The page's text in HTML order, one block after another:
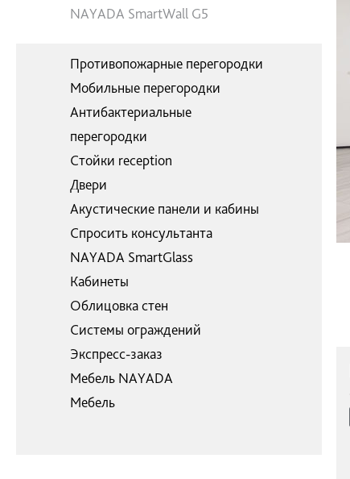
NAYADA SmartWall G5
Противопожарные перегородки
Мобильные перегородки
Антибактериальные
перегородки
Стойки reception
Двери
Акустические панели и кабины
Спросить консультанта
NAYADA SmartGlass
Кабинеты
Облицовка стен
Системы ограждений
Экспресс-заказ
Мебель NAYADA
Мебель